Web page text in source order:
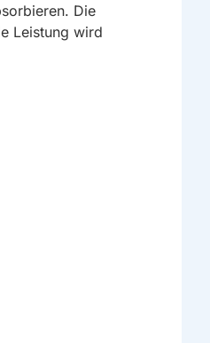
Die
Leistung wird